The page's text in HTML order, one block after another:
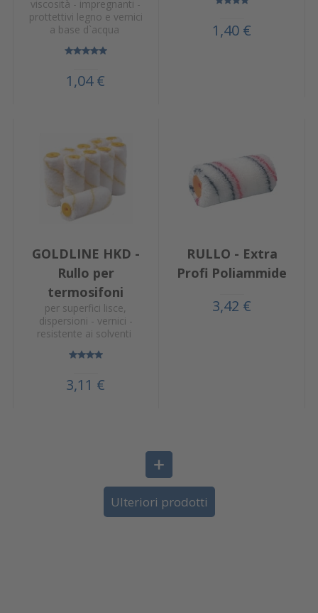
viscosità - impregnanti -
prottettivi legno e vernici
a base d`acqua
1,04 €
1,40 €
GOLDLINE HKD -
Rullo per
termosifoni
per superfici lisce,
dispersioni - vernici -
resistente ai solventi
3,11 €
RULLO - Extra
Profi Poliammide
3,42 €
Ulteriori prodotti